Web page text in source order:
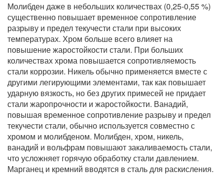
Молибден даже в небольших количествах (0,25-0,55 %)
существенно повышает временное сопротивление
разрыву и предел текучести стали при высоких
температурах. Хром больше всего влияет на
повышение жаростойкости стали. При больших
количествах хрома повышается сопротивляемость
стали коррозии. Никель обычно применяется вместе с
другими легирующими элементами, так как повышает
ударную вязкость, но без других примесей не придает
стали жаропрочности и жаростойкости. Ванадий,
повышая временное сопротивление разрыву и предел
текучести стали, обычно используется совместно с
хромом и молибденом. Молибден, хром, никель,
ванадий и вольфрам повышают закаливаемость стали,
что усложняет горячую обработку стали давлением.
Марганец и кремний вводятся в сталь для раскисления.